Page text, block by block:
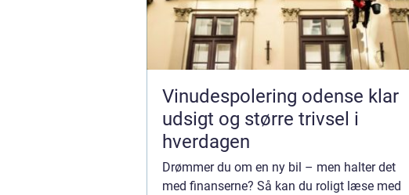
Vinudespolering odense klar
udsigt og større trivsel i
hverdagen
Drømmer du om en ny bil – men halter det
med finanserne? Så kan du roligt læse med